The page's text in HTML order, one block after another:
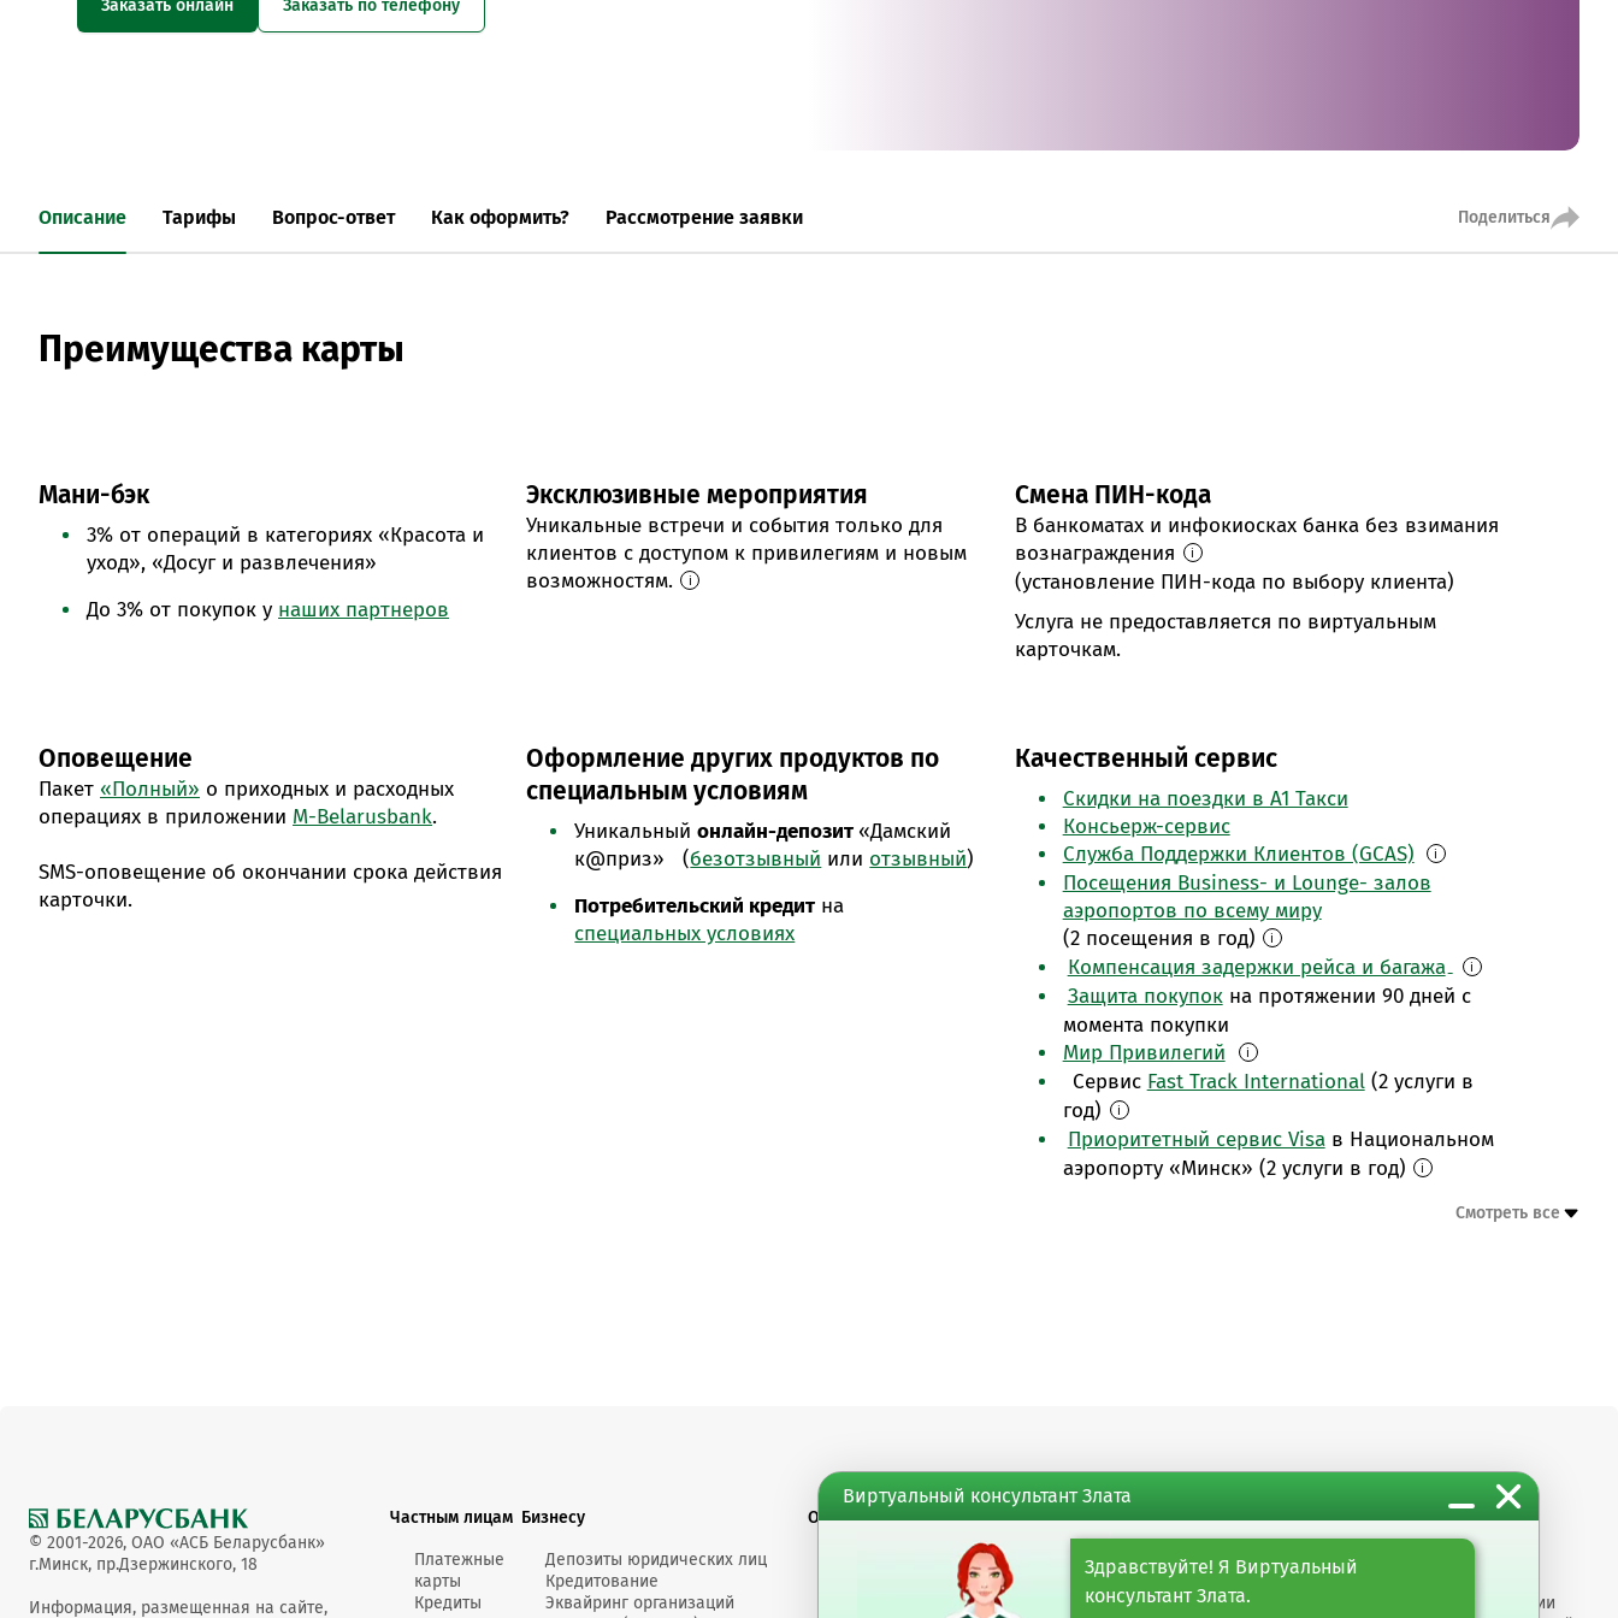
Спросить онлайн
телефона Visa
Заказать онлайн Заказать по телефону
Описание Тарифы Вопрос-ответ Как оформить? Рассмотрение заявки Поделиться
Преимущества карты
Мани-бэк
3% от операций в категориях «Красота и
уход», «Досуг и развлечения»
До 3% от покупок у наших партнеров
Эксклюзивные мероприятия
Уникальные встречи и события только для
клиентов с доступом к привилегиям и новым
возможностям.
i
Смена ПИН-кода
В банкоматах и инфокиосках банка без взимания
вознаграждения
i
(установление ПИН-кода по выбору клиента)
Услуга не предоставляется по виртуальным
карточкам.
Оповещение
Пакет «Полный» о приходных и расходных
операциях в приложении M-Belarusbank.
SMS-оповещение об окончании срока действия
карточки.
Оформление других продуктов по
специальным условиям
Уникальныйонлайн-депозит «Дамский
к@приз» (безотзывный или отзывный)
Потребительский кредит на
специальных условиях
Качественный сервис
Скидки на поездки в А1 Такси
Консьерж-сервис
Служба Поддержки Клиентов (GCAS)
i
Посещения Business- и Lounge- залов
аэропортов по всему миру
(2 посещения в год)
i
Компенсация задержки рейса и багажа i
Защита покупокна протяжении 90 дней с
момента покупки
Мир Привилегий
i
Сервис Fast Track International(2 услуги в
год)
i
Приоритетный сервис Visaв Национальном
аэропорту «Минск» (2 услуги в год)
i
© 2001-2026, ОАО «АСБ Беларусбанк»
г.Минск, пр.Дзержинского, 18
Информация, размещенная на сайте,
Частным лицам
Платежные
карты
Кредиты
Бизнесу
Депозиты юридических лиц
Кредитование
Эквайринг организаций
О банке Финансовым организациям
Документы
Счета "Лоро"
Депозитарные услуги
Информация
Раскрытие информации
Виртуальный консультант Злата
Здравствуйте! Я Виртуальный
консультант Злата.